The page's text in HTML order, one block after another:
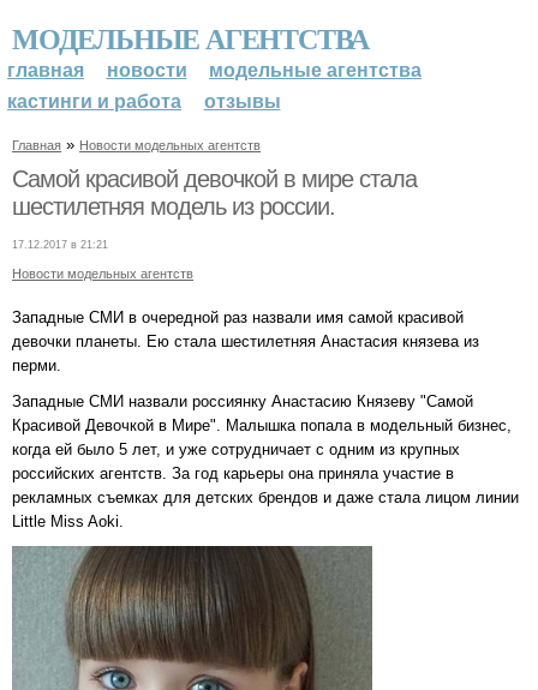
МОДЕЛЬНЫЕ АГЕНТСТВА
главная новости
модельные агентства
кастинги и работа
отзывы
Главная » Новости модельных агентств
Самой красивой девочкой в мире стала
шестилетняя модель из россии.
17.12.2017 в 21:21
Новости модельных агентств
Западные СМИ в очередной раз назвали имя самой красивой
девочки планеты. Ею стала шестилетняя Анастасия князева из
перми.
Западные СМИ назвали россиянку Анастасию Князеву "Самой
Красивой Девочкой в Мире". Малышка попала в модельный бизнес,
когда ей было 5 лет, и уже сотрудничает с одним из крупных
российских агентств. За год карьеры она приняла участие в
рекламных съемках для детских брендов и даже стала лицом линии
Little Miss Aoki.